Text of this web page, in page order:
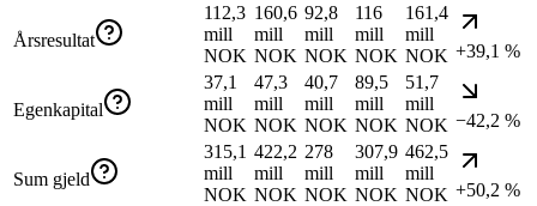
Årsresultat
112,3
mill
NOK
160,6
mill
NOK
92,8
mill
NOK
116
mill
NOK
161,4
mill
NOK +39,1 %
Egenkapital
37,1
mill
NOK
47,3
mill
NOK
40,7
mill
NOK
89,5
mill
NOK
51,7
mill
NOK −42,2 %
Sum gjeld
315,1
mill
NOK
422,2
mill
NOK
278
mill
NOK
307,9
mill
NOK
462,5
mill
NOK +50,2 %